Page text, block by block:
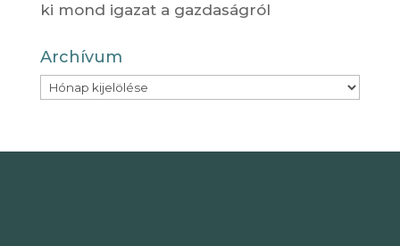
ki mond igazat a gazdaságról
Archívum
Archívum